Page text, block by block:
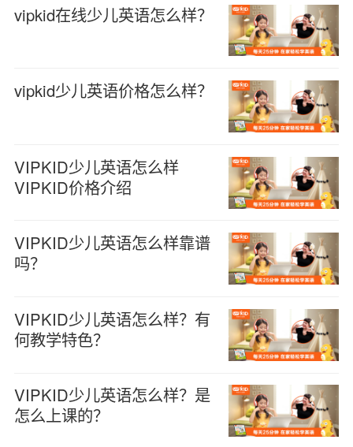
vipkid在线少儿英语怎么样？
vipkid少儿英语价格怎么样？
VIPKID少儿英语怎么样
VIPKID价格介绍
VIPKID少儿英语怎么样靠谱
吗？
VIPKID少儿英语怎么样？有
何教学特色？
VIPKID少儿英语怎么样？是
怎么上课的？